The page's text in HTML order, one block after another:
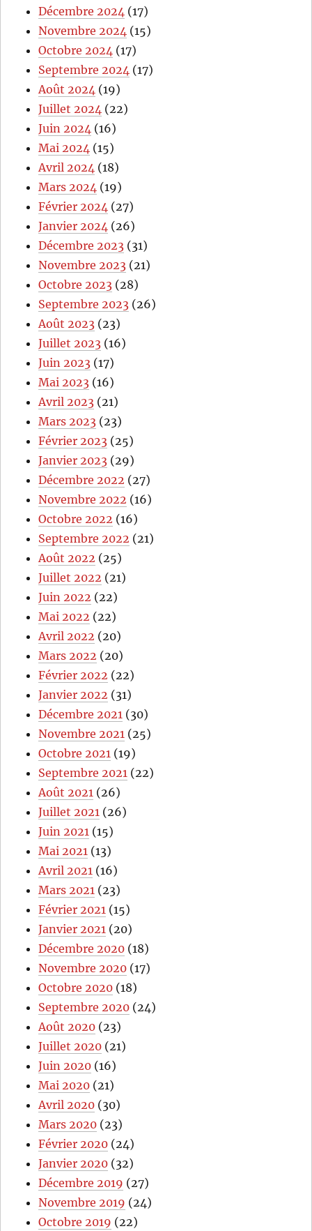
Décembre 2024 (17)
Novembre 2024 (15)
Octobre 2024 (17)
Septembre 2024 (17)
Août 2024 (19)
Juillet 2024 (22)
Juin 2024 (16)
Mai 2024 (15)
Avril 2024 (18)
Mars 2024 (19)
Février 2024 (27)
Janvier 2024 (26)
Décembre 2023 (31)
Novembre 2023 (21)
Octobre 2023 (28)
Septembre 2023 (26)
Août 2023 (23)
Juillet 2023 (16)
Juin 2023 (17)
Mai 2023 (16)
Avril 2023 (21)
Mars 2023 (23)
Février 2023 (25)
Janvier 2023 (29)
Décembre 2022 (27)
Novembre 2022 (16)
Octobre 2022 (16)
Septembre 2022 (21)
Août 2022 (25)
Juillet 2022 (21)
Juin 2022 (22)
Mai 2022 (22)
Avril 2022 (20)
Mars 2022 (20)
Février 2022 (22)
Janvier 2022 (31)
Décembre 2021 (30)
Novembre 2021 (25)
Octobre 2021 (19)
Septembre 2021 (22)
Août 2021 (26)
Juillet 2021 (26)
Juin 2021 (15)
Mai 2021 (13)
Avril 2021 (16)
Mars 2021 (23)
Février 2021 (15)
Janvier 2021 (20)
Décembre 2020 (18)
Novembre 2020 (17)
Octobre 2020 (18)
Septembre 2020 (24)
Août 2020 (23)
Juillet 2020 (21)
Juin 2020 (16)
Mai 2020 (21)
Avril 2020 (30)
Mars 2020 (23)
Février 2020 (24)
Janvier 2020 (32)
Décembre 2019 (27)
Novembre 2019 (24)
Octobre 2019 (22)